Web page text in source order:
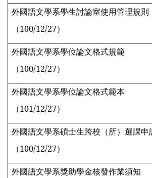
外國語文學系學生討論室使用管理規則
（100/12/27）
外國語文學系學位論文格式規範
（100/12/27）
外國語文學系學位論文格式範本
（101/12/27）
外國語文學系碩士生跨校（所）選課申
（100/12/27）
外國語文學系獎助學金核發作業須知